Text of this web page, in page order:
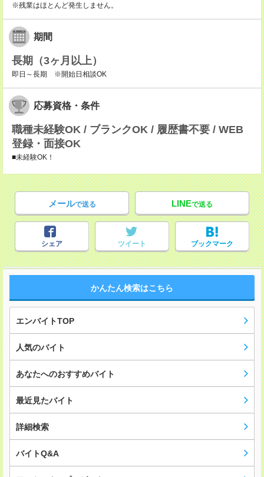
※残業はほとんど発生しません。
期間
長期（3ヶ月以上）
即日～長期 ※開始日相談OK
応募資格・条件
職種未経験OK / ブランクOK / 履歴書不要 / WEB
登録・面接OK
■未経験OK！
メールで送る LINEで送る
シェア ツイート ブックマーク
かんたん検索はこちら
エンバイトTOP
人気のバイト
あなたへのおすすめバイト
最近見たバイト
詳細検索
バイトQ&A